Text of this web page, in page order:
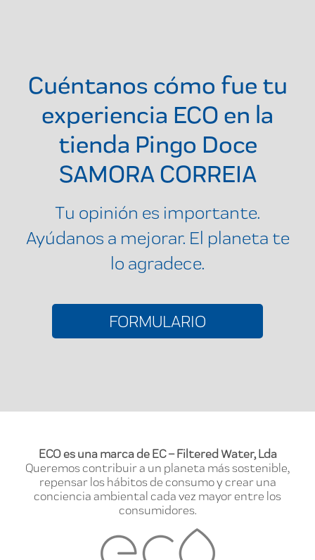
Cuéntanos cómo fue tu
experiencia ECO en la
tienda Pingo Doce
SAMORA CORREIA
Tu opinión es importante.
Ayúdanos a mejorar. El planeta te
lo agradece.
FORMULARIO
ECO es una marca de EC – Filtered Water, Lda
Queremos contribuir a un planeta más sostenible,
repensar los hábitos de consumo y crear una
conciencia ambiental cada vez mayor entre los
consumidores.